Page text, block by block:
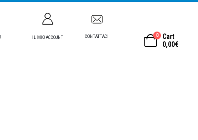
IL MIO ACCOUNT CONTATTACI 0
Cart
0,00€